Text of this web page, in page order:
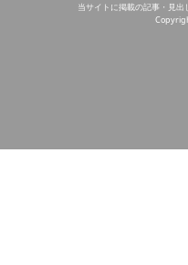
当サイトに掲載の記事・見出